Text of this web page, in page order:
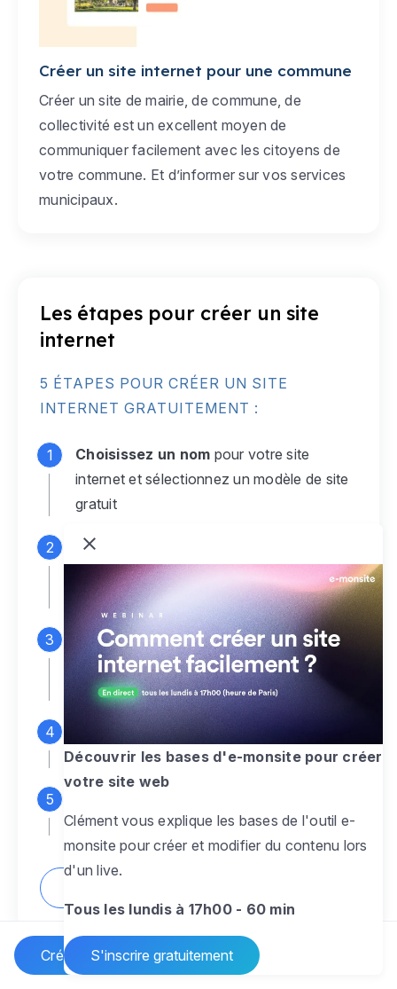
Créer un site Internet
Créer un site internet pour une commune
Créer un site de mairie, de commune, de
collectivité est un excellent moyen de
communiquer facilement avec les citoyens de
votre commune. Et d’informer sur vos services
municipaux.
Les étapes pour créer un site
internet
5 ÉTAPES POUR CRÉER UN SITE
INTERNET GRATUITEMENT :
Choisissez un nom pour votre site
internet et sélectionnez un modèle de site
gratuit
Connectez-vous
monsite gratuit pour accéder à votre
espace d'administration
Personnalisez entièrement le
designpour créer un site web sur-mesure,
à votre image
Ajoutez des pagessans limite pour
présenter votre activité, votre passion
pour rendre votre site dynamique
Découvrir les bases d'e-monsite pour créer
votre site web
Clément vous explique les bases de l'outil e-
monsite pour créer et modifier du contenu lors
d'un live.
Tous les lundis à 17h00 - 60 min
S'inscrire gratuitement